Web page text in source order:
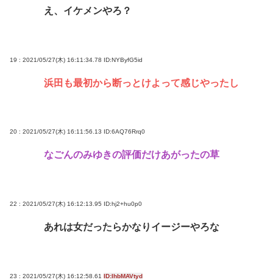
え、イケメンやろ？
19 : 2021/05/27(木) 16:11:34.78 ID:NYByfG5id
浜田も最初から断っとけよって感じやったし
20 : 2021/05/27(木) 16:11:56.13 ID:6AQ76Rrq0
なごんのみゆきの評価だけあがったの草
22 : 2021/05/27(木) 16:12:13.95 ID:hj2+hu0p0
あれは女だったらかなりイージーやろな
23 : 2021/05/27(木) 16:12:58.61 ID:IhbMAVtyd